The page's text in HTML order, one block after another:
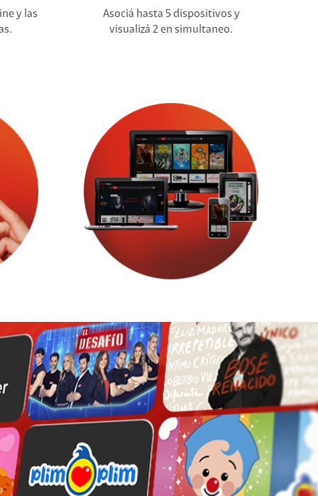
y las
Asociá hasta 5 dispositivos y
visualizá 2 en simultaneo.